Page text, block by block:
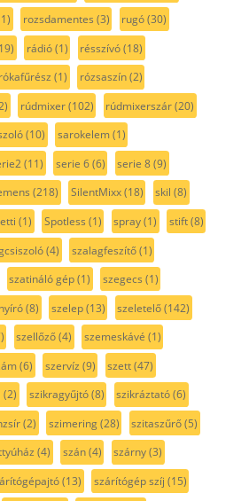
rozsdamentes (3) rugó(30)
rádió(1) résszívó(18)
rókafűrész (1) rózsaszín(2)
rúdmixer(102) rúdmixerszár(20)
(10) sarokelem(1)
(11) serie 6(6) serie 8(9)
(218) SilentMixx(18) skil (8)
(1) Spotless (1) spray(1) stift(8)
(4) szalagfeszítő(1)
szatináló gép(1) szegecs (1)
(8) szelep(13) szeletelő(142)
szellőző(4) szemeskávé (1)
(6) szervíz (9) szett(47)
(2) szikragyűjtó(8) szikráztató(6)
(2) szimering(28) szitaszűrő(5)
(4) szán(4) szárny(3)
(13) szárítógép szíj (15)